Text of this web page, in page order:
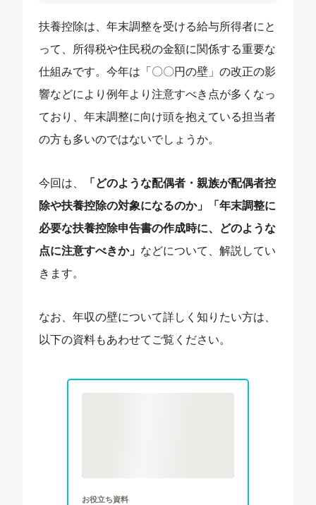
扶養控除は、年末調整を受ける給与所得者にと
って、所得税や住民税の金額に関係する重要な
仕組みです。今年は「〇〇円の壁」の改正の影
響などにより例年より注意すべき点が多くなっ
ており、年末調整に向け頭を抱えている担当者
の方も多いのではないでしょうか。
今回は、
「どのような配偶者・親族が配偶者控
除や扶養控除の対象になるのか」「年末調整に
必要な扶養控除申告書の作成時に、どのような
点に注意すべきか」 などについて、解説してい
きます。
なお、年収の壁について詳しく知りたい方は、
以下の資料もあわせてご覧ください。
お役立ち資料